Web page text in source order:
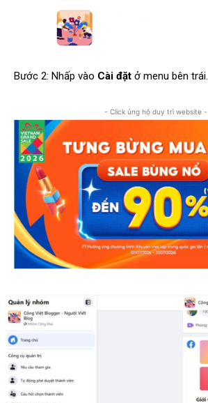
Bước 2: Nhấp vào Cài đặt ở menu bên trái.
- Click ủng hộ duy trì website -